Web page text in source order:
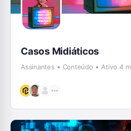
Casos Midiáticos
Assinantes Conteúdo Ativo 4